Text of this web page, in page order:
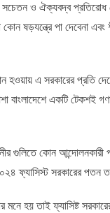
ও ঐক্যবদ্ব
ষড়যন্ত্রে পা দেবেনা
হওয়ায় এ সরকারের প্রতি
একটি টেকশই
গুলিতে কোন আন্দোলনকারী
ফ্যাসিস্ট সরকারের পতন
হয় তাই ফ্যাসিষ্ট